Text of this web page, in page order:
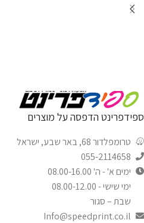
ספידפרינט הדפסה על מוצרים
טרומפלדור 68, באר שבע, ישראל
055-2114658
ימים א' - ה' 08.00-16.00
ימי שישי - 08.00-12.00
שבת – סגור
Info@speedprint.co.il